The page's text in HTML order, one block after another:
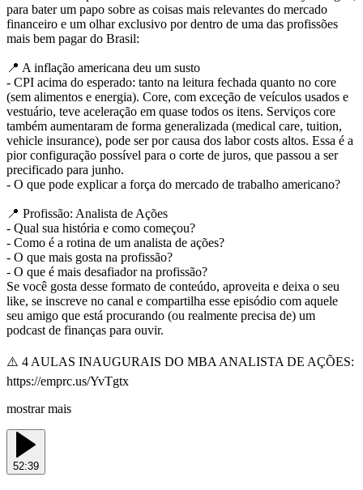
para bater um papo sobre as coisas mais relevantes do mercado
financeiro e um olhar exclusivo por dentro de uma das profissões
mais bem pagar do Brasil:
📍 A inflação americana deu um susto
- CPI acima do esperado: tanto na leitura fechada quanto no core
(sem alimentos e energia). Core, com exceção de veículos usados e
vestuário, teve aceleração em quase todos os itens. Serviços core
também aumentaram de forma generalizada (medical care, tuition,
vehicle insurance), pode ser por causa dos labor costs altos. Essa é a
pior configuração possível para o corte de juros, que passou a ser
precificado para junho.
- O que pode explicar a força do mercado de trabalho americano?
📍 Profissão: Analista de Ações
- Qual sua história e como começou?
- Como é a rotina de um analista de ações?
- O que mais gosta na profissão?
- O que é mais desafiador na profissão?
Se você gosta desse formato de conteúdo, aproveita e deixa o seu
like, se inscreve no canal e compartilha esse episódio com aquele
seu amigo que está procurando (ou realmente precisa de) um
podcast de finanças para ouvir.
⚠️ 4 AULAS INAUGURAIS DO MBA ANALISTA DE AÇÕES:
https://emprc.us/YvTgtx
mostrar mais
52:39